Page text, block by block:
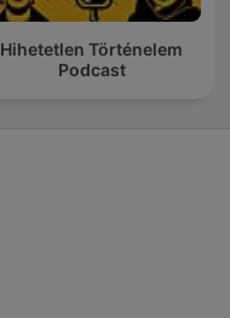
Hihetetlen Történelem
Podcast